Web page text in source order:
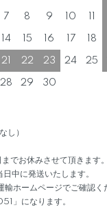
7 8 9 10
14 15 16 17 18
21 22 23 24 25
28 29 30
し）
お休みさせて頂きます。
中に発送いたします。
ホームページでご確認く
」になります。